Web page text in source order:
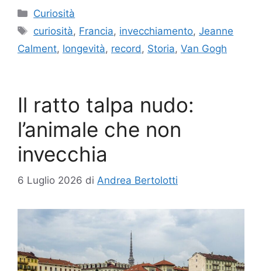
Categorie
Curiosità
Tag
curiosità, Francia, invecchiamento,Jeanne
Calment, longevità, record, Storia, Van Gogh
Il ratto talpa nudo:
l’animale che non
invecchia
6 Luglio 2026 di Andrea Bertolotti